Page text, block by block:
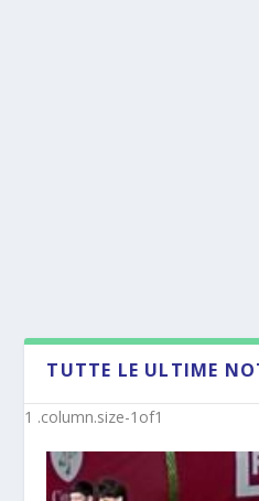
TUTTE LE ULTIME